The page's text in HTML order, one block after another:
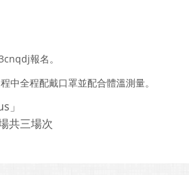
報名。
中全程配戴口罩並配合體溫測量。
」
共三場次